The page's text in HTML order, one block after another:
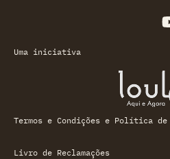
Uma iniciativa
Termos e Condições e Política
Livro de Reclamações